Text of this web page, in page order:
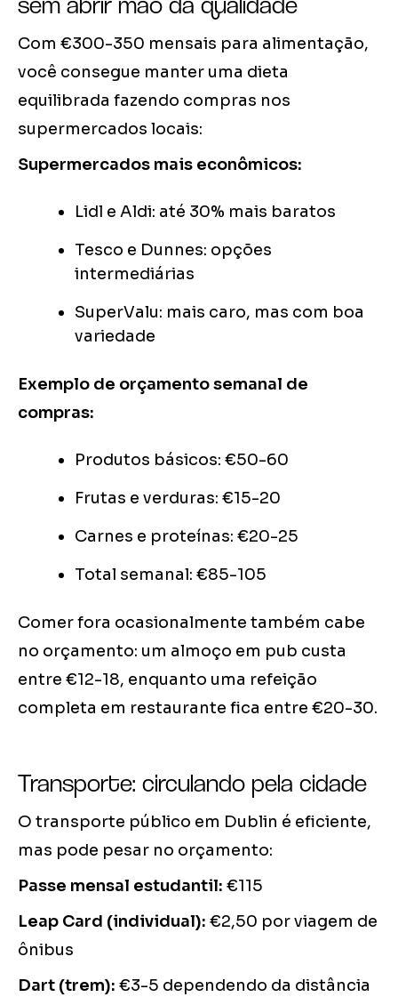
Com €300-350 mensais para alimentação,
você consegue manter uma dieta
equilibrada fazendo compras nos
supermercados locais:
Supermercados mais econômicos:
Lidl e Aldi: até 30% mais baratos
Tesco e Dunnes: opções
intermediárias
SuperValu: mais caro, mas com boa
variedade
Exemplo de orçamento semanal de
compras:
Produtos básicos: €50-60
Frutas e verduras: €15-20
Carnes e proteínas: €20-25
Total semanal: €85-105
Comer fora ocasionalmente também cabe
no orçamento: um almoço em pub custa
entre €12-18, enquanto uma refeição
completa em restaurante fica entre €20-30.
Transporte: circulando pela cidade
O transporte público em Dublin é eficiente,
mas pode pesar no orçamento:
Passe mensal estudantil: €115
Leap Card (individual): €2,50 por viagem de
ônibus
Dart (trem): €3-5 dependendo da distância